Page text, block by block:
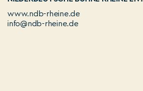
www.ndb-rheine.de
info@ndb-rheine.de